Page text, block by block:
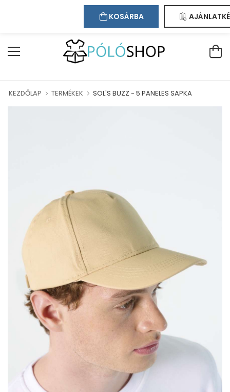
Kapcsolat Regisztráció
KEZDŐLAP TERMÉKEK SOL'S BUZZ - 5 PANELES SAPKA
KOSÁRBA